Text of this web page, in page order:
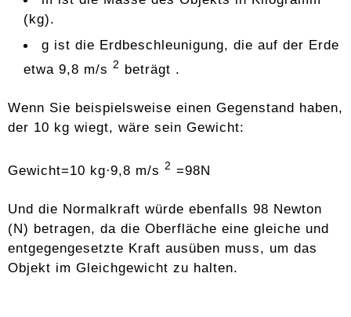
(kg).
g ist die Erdbeschleunigung, die auf der Erde
etwa 9,8 m/s 2 beträgt .
Wenn Sie beispielsweise einen Gegenstand haben,
der 10 kg wiegt, wäre sein Gewicht:
Gewicht=10 kg⋅9,8 m/s 2 =98N
Und die Normalkraft würde ebenfalls 98 Newton
(N) betragen, da die Oberfläche eine gleiche und
entgegengesetzte Kraft ausüben muss, um das
Objekt im Gleichgewicht zu halten.